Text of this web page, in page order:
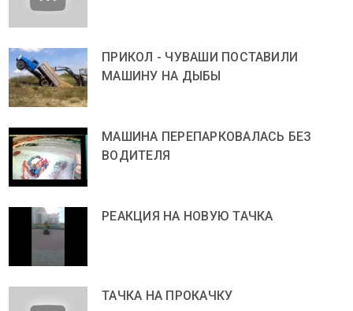
ПРИКОЛ - ЧУВАШИ ПОСТАВИЛИ
МАШИНУ НА ДЫБЫ
МАШИНА ПЕРЕПАРКОВАЛАСЬ БЕЗ
ВОДИТЕЛЯ
РЕАКЦИЯ НА НОВУЮ ТАЧКА
ТАЧКА НА ПРОКАЧКУ